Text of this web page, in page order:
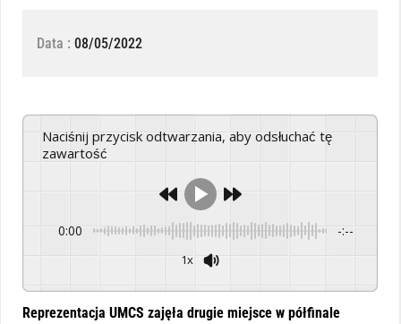
Data : 08/05/2022
Naciśnij przycisk odtwarzania, aby odsłuchać tę
zawartość
0:00 -:--
1x
Reprezentacja UMCS zajęła drugie miejsce w półfinale